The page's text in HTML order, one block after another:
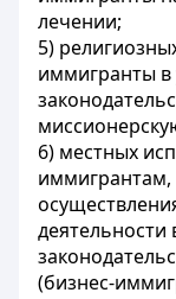
лечении;
5)
иммигранты в
6) местных
деятельности
(бизнес-